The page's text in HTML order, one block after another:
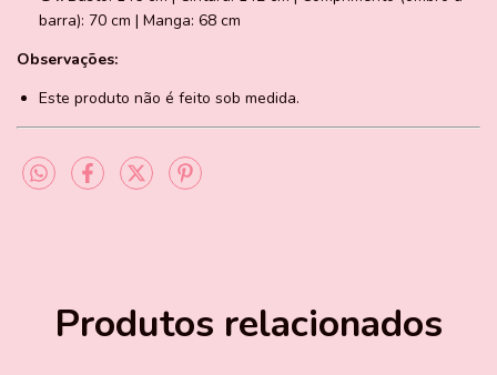
barra): 70 cm | Manga: 68 cm
Observações:
Este produto não é feito sob medida.
Produtos relacionados